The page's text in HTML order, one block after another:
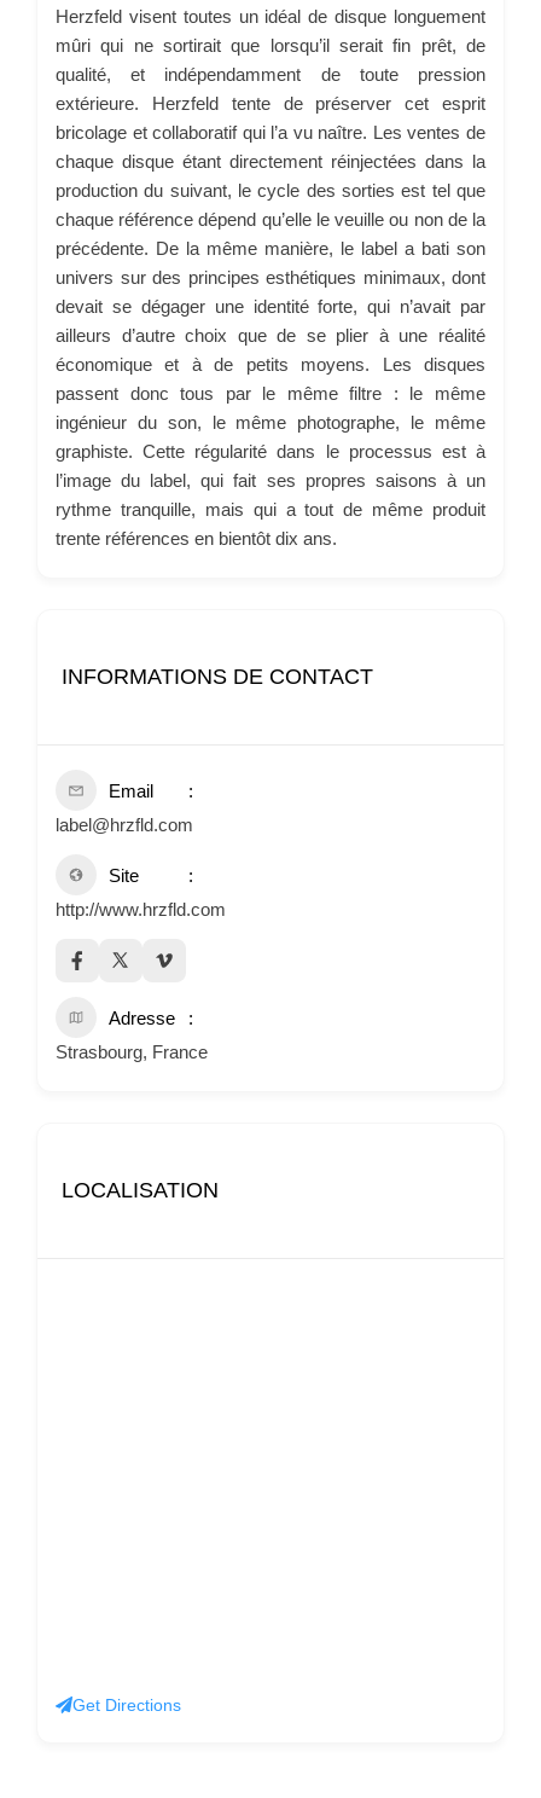
Herzfeld visent toutes un idéal de disque longuement
mûri qui ne sortirait que lorsqu’il serait fin prêt, de
qualité, et indépendamment de toute pression
extérieure. Herzfeld tente de préserver cet esprit
bricolage et collaboratif qui l’a vu naître. Les ventes de
chaque disque étant directement réinjectées dans la
production du suivant, le cycle des sorties est tel que
chaque référence dépend qu’elle le veuille ou non de la
précédente. De la même manière, le label a bati son
univers sur des principes esthétiques minimaux, dont
devait se dégager une identité forte, qui n’avait par
ailleurs d’autre choix que de se plier à une réalité
économique et à de petits moyens. Les disques
passent donc tous par le même filtre : le même
ingénieur du son, le même photographe, le même
graphiste. Cette régularité dans le processus est à
l’image du label, qui fait ses propres saisons à un
rythme tranquille, mais qui a tout de même produit
trente références en bientôt dix ans.
INFORMATIONS DE CONTACT
Email
label@hrzfld.com
Site
http://www.hrzfld.com
Adresse
Strasbourg, France
LOCALISATION
Get Directions